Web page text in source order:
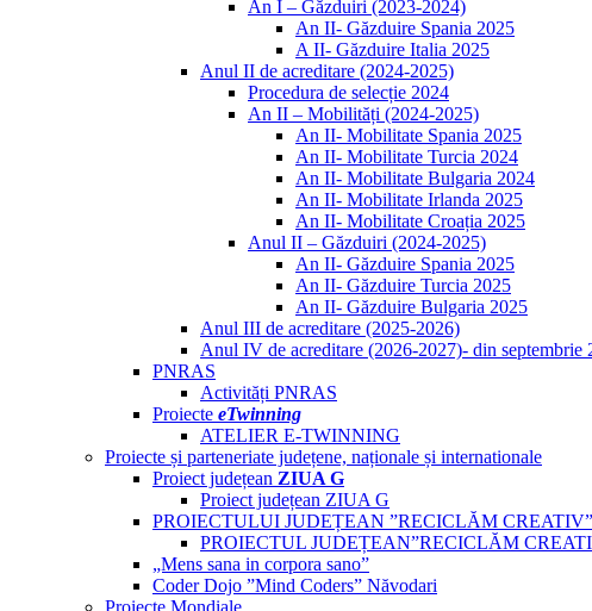
An I – Găzduiri (2023-2024)
An II- Găzduire Spania 2025
A II- Găzduire Italia 2025
Anul II de acreditare (2024-2025)
Procedura de selecție 2024
An II – Mobilități (2024-2025)
An II- Mobilitate Spania 2025
An II- Mobilitate Turcia 2024
An II- Mobilitate Bulgaria 2024
An II- Mobilitate Irlanda 2025
An II- Mobilitate Croația 2025
Anul II – Găzduiri (2024-2025)
An II- Găzduire Spania 2025
An II- Găzduire Turcia 2025
An II- Găzduire Bulgaria 2025
Anul III de acreditare (2025-2026)
Anul IV de acreditare (2026-2027)- din septembrie
PNRAS
Activități PNRAS
Proiecte eTwinning
ATELIER E-TWINNING
Proiecte și parteneriate județene, naționale și internationale
Proiect județean ZIUA G
Proiect județean ZIUA G
PROIECTULUI JUDEȚEAN ”RECICLĂM CREATIV”
PROIECTUL JUDEȚEAN”RECICLĂM
„Mens sana in corpora sano”
Coder Dojo ”Mind Coders” Năvodari
Proiecte Mondiale